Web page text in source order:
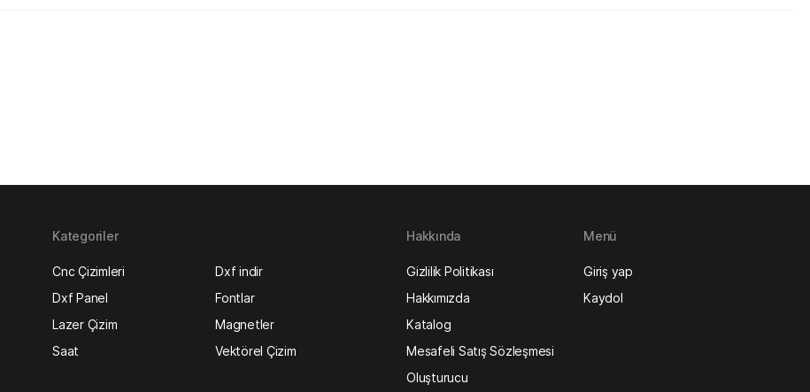
Kategoriler
Cnc Çizimleri
Dxf indir
Dxf Panel
Fontlar
Lazer Çizim
Magnetler
Saat
Vektörel Çizim
Hakkında
Gizlilik Politikası
Hakkımızda
Katalog
Mesafeli Satış Sözleşmesi
Oluşturucu
Menü
Giriş yap
Kaydol